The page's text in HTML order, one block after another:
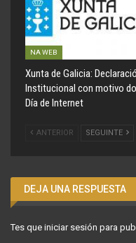
NA WEB
Xunta de Galicia:
Institucional con motivo do
Día de Internet
ANTERIOR SEGUINTE
DEJA UNA RESPUESTA
Tes que iniciar sesión para